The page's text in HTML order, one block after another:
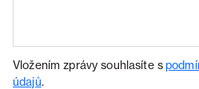
Vložením zprávy souhlasíte s
údajů.